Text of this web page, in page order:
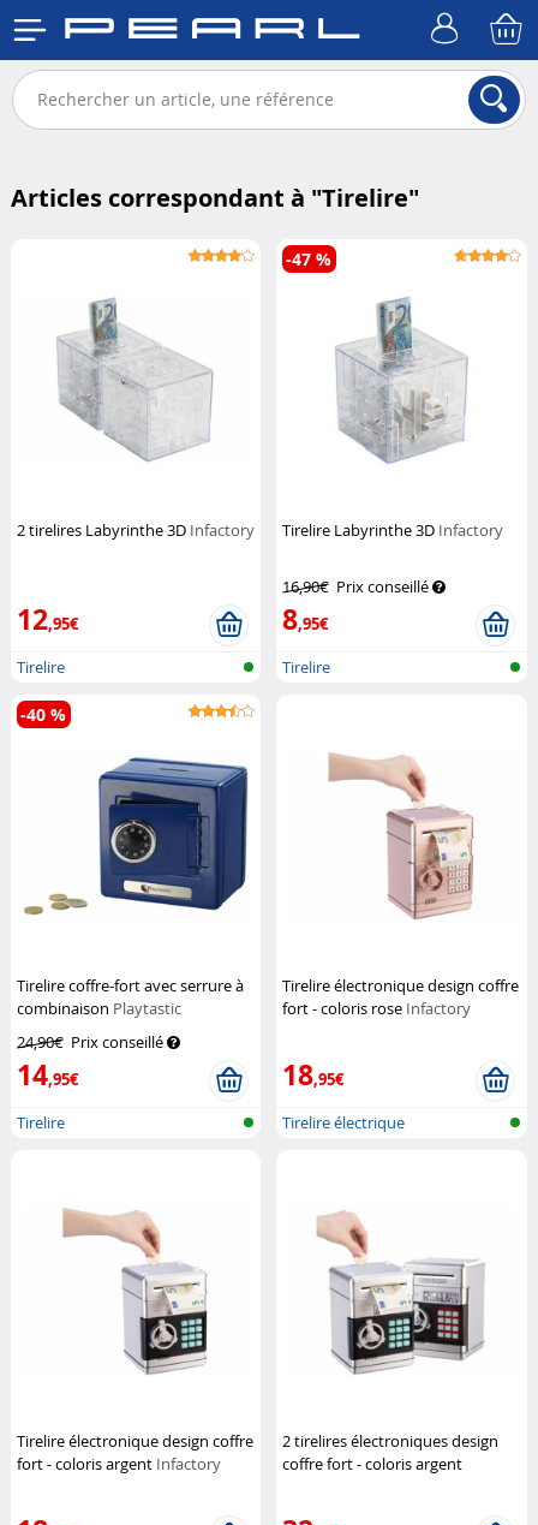
Articles correspondant à "Tirelire"
2 tirelires Labyrinthe 3D Infactory
12,95€
Tirelire
Tirelire Labyrinthe 3D Infactory
16,90€ Prix conseillé
8,95€
-47 %
Tirelire
Tirelire coffre-fort avec serrure à
combinaison Playtastic
24,90€ Prix conseillé
14,95€
-40 %
Tirelire
Tirelire électronique design coffre
fort - coloris rose Infactory
18,95€
Tirelire électrique
Tirelire électronique design coffre
fort - coloris argent Infactory
2 tirelires électroniques design
coffre fort - coloris argent